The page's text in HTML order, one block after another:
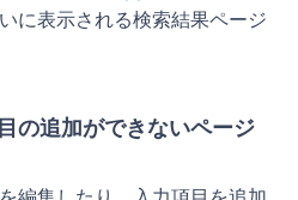
に表示される検索結果ページ
の追加ができないページ